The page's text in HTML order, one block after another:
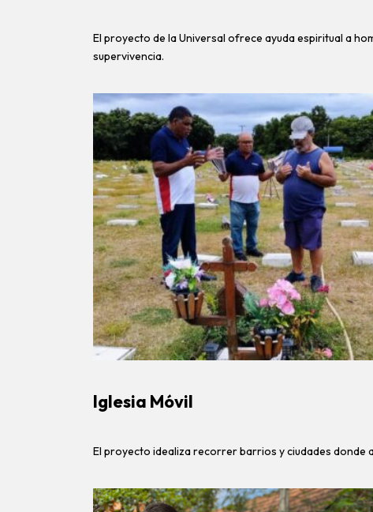
El proyecto de la Universal ofrece ayuda espiritual a
supervivencia.
Iglesia Móvil
El proyecto idealiza recorrer barrios y ciudades donde